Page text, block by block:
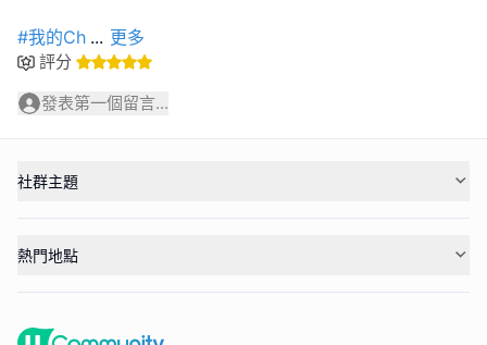
#我的Ch ... 更多
評分
發表第一個留言...
社群主題
熱門地點